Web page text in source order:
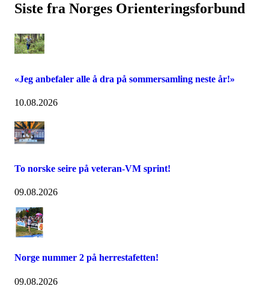
Siste fra Norges Orienteringsforbund
«Jeg anbefaler alle å dra på sommersamling neste år!»
10.08.2026
To norske seire på veteran-VM sprint!
09.08.2026
Norge nummer 2 på herrestafetten!
09.08.2026